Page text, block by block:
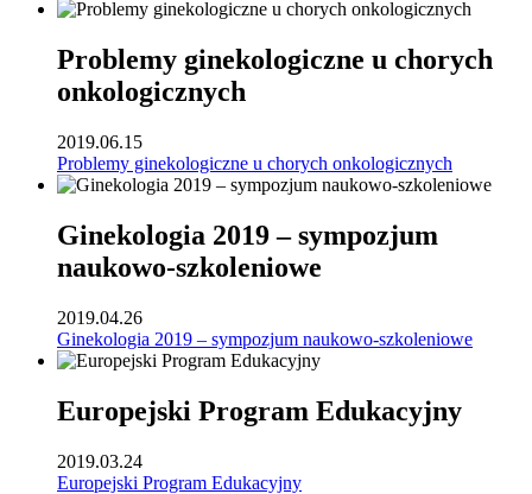
Problemy ginekologiczne u chorych
onkologicznych
2019.06.15
Problemy ginekologiczne u chorych onkologicznych
Ginekologia 2019 – sympozjum
naukowo-szkoleniowe
2019.04.26
Ginekologia 2019 – sympozjum naukowo-szkoleniowe
Europejski Program Edukacyjny
2019.03.24
Europejski Program Edukacyjny